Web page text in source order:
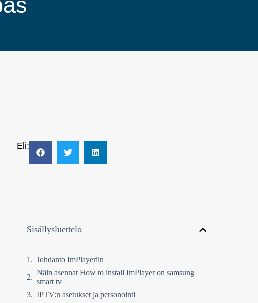
Eli:
Sisällysluettelo
Johdanto ImPlayeriin
Näin asennat How to install ImPlayer on samsung
smart tv
IPTV:n asetukset ja personointi